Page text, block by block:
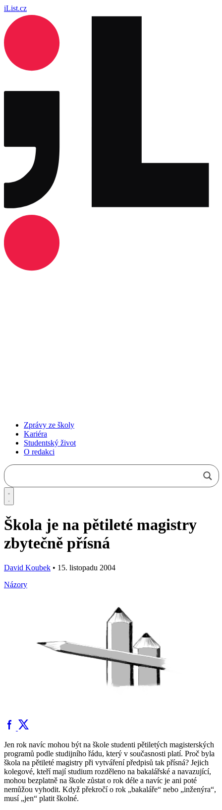
iList.cz
Zprávy ze školy
Kariéra
Studentský život
O redakci
Škola je na pětileté magistry
zbytečně přísná
David Koubek • 15. listopadu 2004
Názory
Jen rok navíc mohou být na škole studenti pětiletých magisterských
programů podle studijního řádu, který v současnosti platí. Proč byla
škola na pětileté magistry při vytváření předpisů tak přísná? Jejich
kolegové, kteří mají studium rozděleno na bakalářské a navazující,
mohou bezplatně na škole zůstat o rok déle a navíc je ani poté
nemůžou vyhodit. Když překročí o rok „bakaláře“ nebo „inženýra“,
musí „jen“ platit školné.